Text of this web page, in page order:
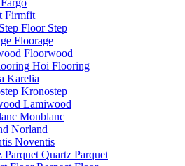
Fargo
Firmfit
Floor Step
Floorage
Floorwood
Hoi Flooring
Karelia
Kronostep
Lamiwood
Monblanc
Norland
Noventis
Quartz Parquet